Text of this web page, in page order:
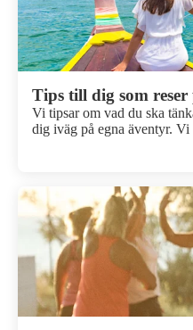
Tips till dig som reser
Vi tipsar om vad du ska
dig iväg på egna äventyr.